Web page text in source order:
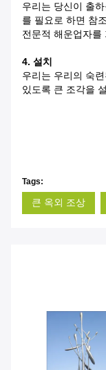
우리는 당신이 출
를 필요로 하면 참
전문적 해운업자를
4. 설치
우리는 우리의 숙
있도록 큰 조각을
Tags:
큰 옥외 조상